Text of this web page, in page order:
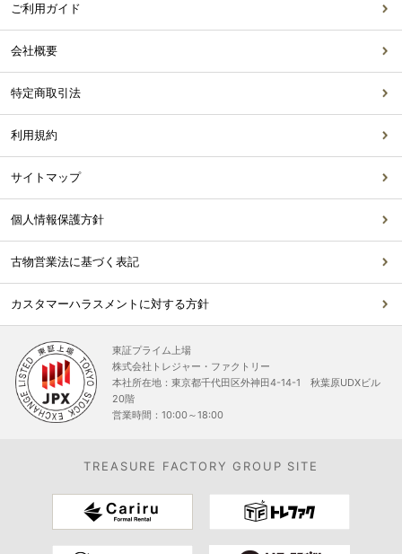
ご利用ガイド
会社概要
特定商取引法
利用規約
サイトマップ
個人情報保護方針
古物営業法に基づく表記
カスタマーハラスメントに対する方針
東証プライム上場
株式会社トレジャー・ファクトリー
本社所在地：東京都千代田区外神田4-14-1 秋葉原UDXビル
20階
営業時間：10:00～18:00
TREASURE FACTORY GROUP SITE